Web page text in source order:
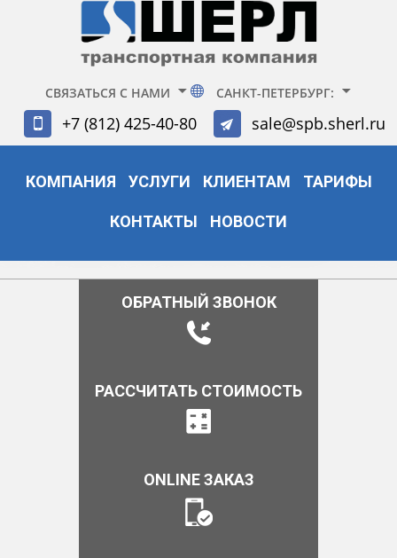
СВЯЗАТЬСЯ С НАМИ САНКТ-ПЕТЕРБУРГ:
+7 (812) 425-40-80 sale@spb.sherl.ru
КОМПАНИЯ УСЛУГИ КЛИЕНТАМ ТАРИФЫ
КОНТАКТЫ НОВОСТИ
ОБРАТНЫЙ ЗВОНОК
РАССЧИТАТЬ СТОИМОСТЬ
ONLINE ЗАКАЗ